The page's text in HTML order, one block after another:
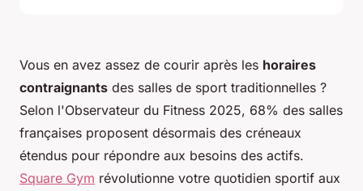
Vous en avez assez de courir après les horaires
contraignants des salles de sport traditionnelles ?
Selon l'Observateur du Fitness 2025, 68% des salles
françaises proposent désormais des créneaux
étendus pour répondre aux besoins des actifs.
Square Gym révolutionne votre quotidien sportif aux